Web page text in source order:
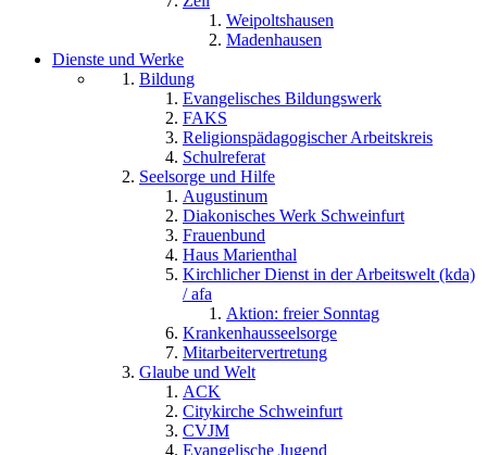
Weipoltshausen
Madenhausen
Dienste und Werke
Bildung
Evangelisches Bildungswerk
FAKS
Religionspädagogischer Arbeitskreis
Schulreferat
Seelsorge und Hilfe
Augustinum
Diakonisches Werk Schweinfurt
Frauenbund
Haus Marienthal
Kirchlicher Dienst in der Arbeitswelt (kda)
/ afa
Aktion: freier Sonntag
Krankenhausseelsorge
Mitarbeitervertretung
Glaube und Welt
ACK
Citykirche Schweinfurt
CVJM
Evangelische Jugend